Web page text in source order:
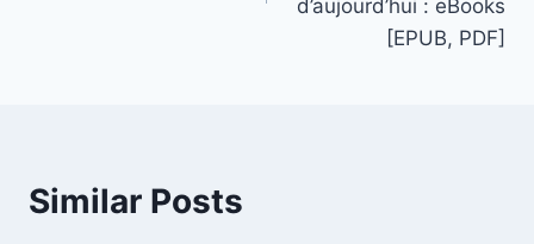
d’aujourd’hui : eBooks
[EPUB, PDF]
Similar Posts